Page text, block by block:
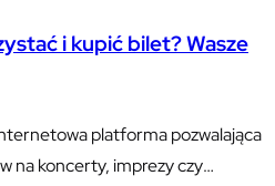
już ponad 30 lat i po dziś
i kupić bilet? Wasze
platforma pozwalająca
na koncerty, imprezy czy